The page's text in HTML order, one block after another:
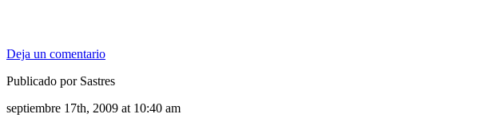
Deja un comentario
Publicado por Sastres
septiembre 17th, 2009 at 10:40 am